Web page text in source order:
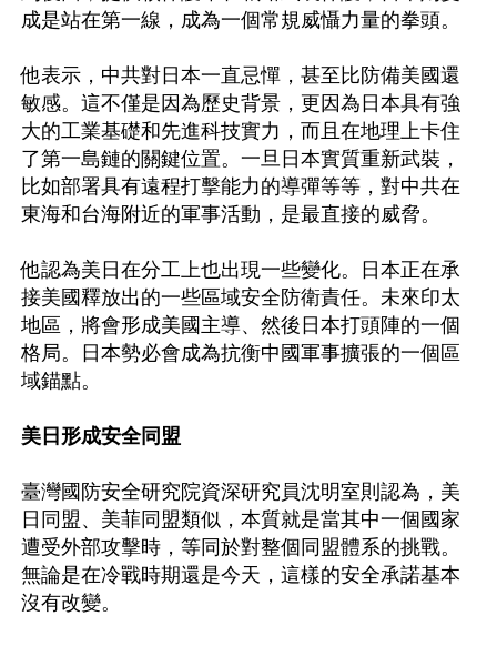
成是站在第一線，成為一個常規威懾力量的拳頭。
他表示，中共對日本一直忌憚，甚至比防備美國還
敏感。這不僅是因為歷史背景，更因為日本具有強
大的工業基礎和先進科技實力，而且在地理上卡住
了第一島鏈的關鍵位置。一旦日本實質重新武裝，
比如部署具有遠程打擊能力的導彈等等，對中共在
東海和台海附近的軍事活動，是最直接的威脅。
他認為美日在分工上也出現一些變化。日本正在承
接美國釋放出的一些區域安全防衛責任。未來印太
地區，將會形成美國主導、然後日本打頭陣的一個
格局。日本勢必會成為抗衡中國軍事擴張的一個區
域錨點。
美日形成安全同盟
臺灣國防安全研究院資深研究員沈明室則認為，美
日同盟、美菲同盟類似，本質就是當其中一個國家
遭受外部攻擊時，等同於對整個同盟體系的挑戰。
無論是在冷戰時期還是今天，這樣的安全承諾基本
沒有改變。